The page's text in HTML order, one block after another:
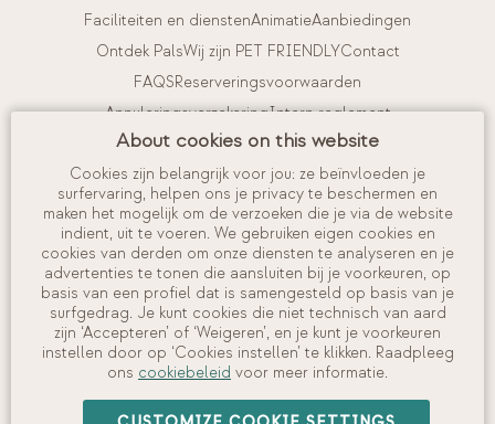
Faciliteiten en dienstenAnimatieAanbiedingen
Ontdek PalsWij zijn PET FRIENDLYContact
FAQSReserveringsvoorwaarden
AnnuleringsverzekeringIntern reglement
Kom bij ons werken
Mijn account
Je boeking bekijken en beheren
Check in
Beschikbaarheid controleren
©2026Camping Interpals, S.A.
About cookies on this website
Cookies zijn belangrijk voor jou: ze beïnvloeden je
surfervaring, helpen ons je privacy te beschermen en
maken het mogelijk om de verzoeken die je via de website
indient, uit te voeren. We gebruiken eigen cookies en
cookies van derden om onze diensten te analyseren en je
advertenties te tonen die aansluiten bij je voorkeuren, op
basis van een profiel dat is samengesteld op basis van je
surfgedrag. Je kunt cookies die niet technisch van aard
zijn ‘Accepteren’ of ‘Weigeren’, en je kunt je voorkeuren
instellen door op ‘Cookies instellen’ te klikken. Raadpleeg
ons cookiebeleid voor meer informatie.